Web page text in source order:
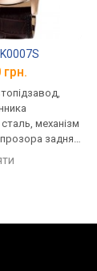
грн.
механізм
задня